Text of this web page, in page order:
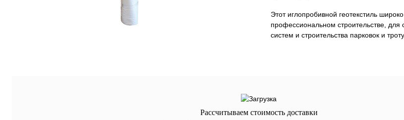
Этот иглопробивной геотекстиль
профессиональном строительстве, для
систем и строительства парковок и
Рассчитываем стоимость доставки